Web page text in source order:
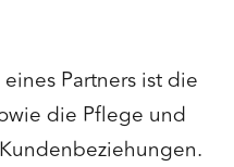
Partners ist die
die Pflege und